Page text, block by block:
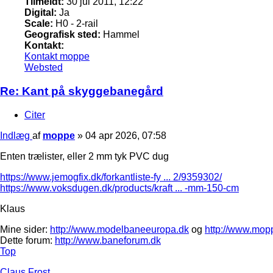
Digital: Ja
Scale: H0 - 2-rail
Geografisk sted: Hammel
Kontakt:
Kontakt moppe
Websted
Re: Kant på skyggebanegård
Citer
Indlæg af moppe » 04 apr 2026, 07:58
Enten trælister, eller 2 mm tyk PVC dug
https://www.jemogfix.dk/forkantliste-fy ... 2/9359302/
https://www.voksdugen.dk/products/kraft ... -mm-150-cm
Klaus
Mine sider: http://www.modelbaneeuropa.dk og http://
Dette forum: http://www.baneforum.dk
Top